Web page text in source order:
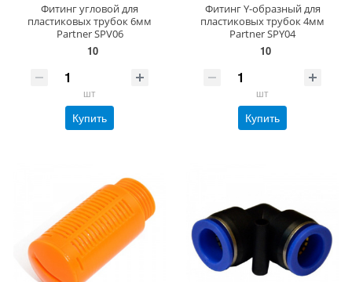
Фитинг угловой для
пластиковых трубок 6мм
Partner SPV06
10
шт
Купить
Фитинг Y-образный для
пластиковых трубок 4мм
Partner SPY04
10
шт
Купить